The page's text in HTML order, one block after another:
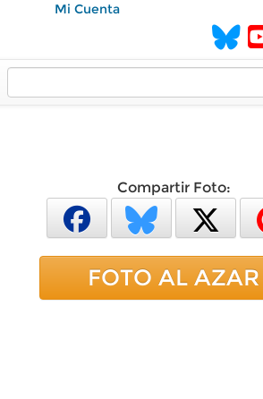
Mi Cuenta
Compartir Foto:
FOTO AL AZAR